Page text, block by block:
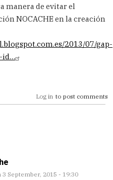
manera de evitar el
NOCACHE en la creación
2013/07/gap-
id…
Log in to post comments
3 September, 2015 - 19:30